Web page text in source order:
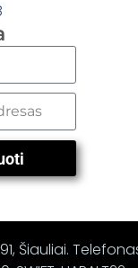
Šiauliai.